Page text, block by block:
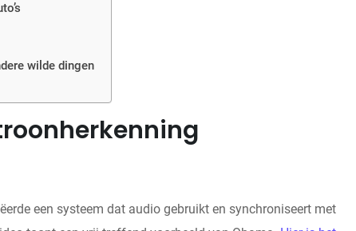
wilde dingen
een systeem dat audio gebruikt en synchroniseert met